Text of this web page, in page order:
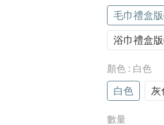
毛巾禮盒版
浴巾禮盒版
顏色 : 白色
白色 灰
數量